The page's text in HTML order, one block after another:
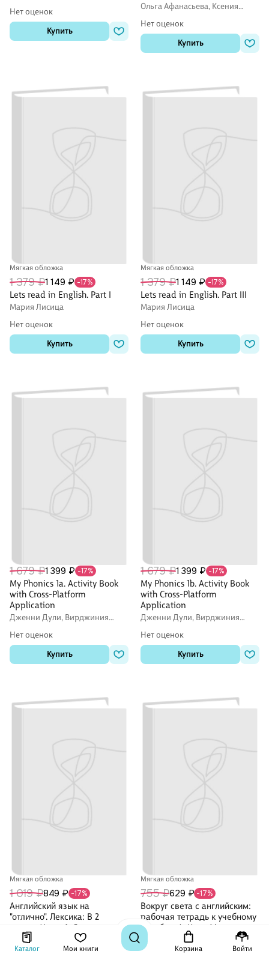
Каталог Мои книги Корзина Войти
Нет оценок
Купить
Ольга Афанасьева, Ксения
Нет оценок
Купить
Мягкая обложка
1 379 ₽1 149 ₽ -17%
Lets read in English. Part I
Мария Лисица
Нет оценок
Купить
Мягкая обложка
1 379 ₽1 149 ₽ -17%
Lets read in English. Part III
Мария Лисица
Нет оценок
Купить
1 679 ₽1 399 ₽ -17%
My Phonics 1a. Activity Book
with Cross-Platform
Application
Дженни Дули, Вирджиния
Нет оценок
Купить
1 679 ₽1 399 ₽ -17%
My Phonics 1b. Activity Book
with Cross-Platform
Application
Дженни Дули, Вирджиния
Нет оценок
Купить
Мягкая обложка
1 019 ₽849 ₽ -17%
Английский язык на
"отлично". Лексика: В 2
частях. Часть 1: Я и мир
вокруг меня
Наталья Бочкова
Мягкая обложка
755 ₽629 ₽ -17%
Вокруг света с английским:
рабочая тетрадь к учебному
пособию А. Кент, М.
Чаррингтон по английскому
языку для дополнительного
Аманда Кент